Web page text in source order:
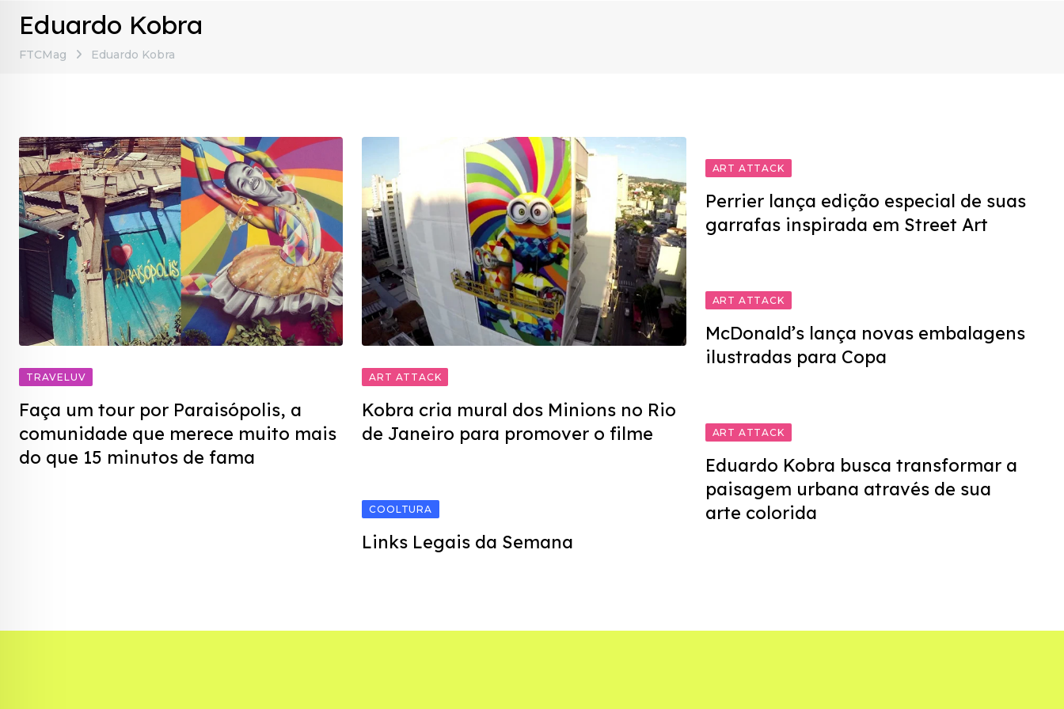
Eduardo Kobra
FTCMag Eduardo Kobra
TRAVELUV
Faça um tour por Paraisópolis, a
comunidade que merece muito mais
do que 15 minutos de fama
ART ATTACK
Kobra cria mural dos Minions no Rio
de Janeiro para promover o filme
ART ATTACK
Perrier lança edição especial de suas
garrafas inspirada em Street Art
ART ATTACK
McDonald’s lança novas embalagens
ilustradas para Copa
ART ATTACK
Eduardo Kobra busca transformar a
paisagem urbana através de sua
arte colorida
COOLTURA
Links Legais da Semana